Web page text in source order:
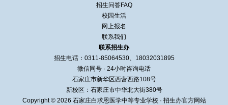
招生问答FAQ
校园生活
网上报名
联系我们
联系招生办
招生电话：0311-85064530、18032031895
微信同号 · 24小时咨询电话
石家庄市新华区西营西路108号
新校区：石家庄市中华北大街380号
Copyright © 2026 石家庄白求恩医学中等专业学校 · 招生办官方网站